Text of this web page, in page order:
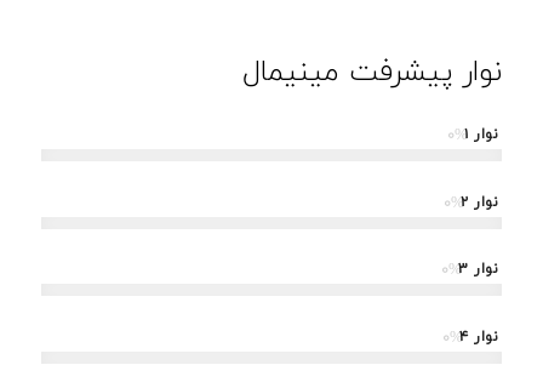
نوار پیشرفت مینیمال
نوار 1 0%
نوار 2 0%
نوار 3 0%
نوار 4 0%